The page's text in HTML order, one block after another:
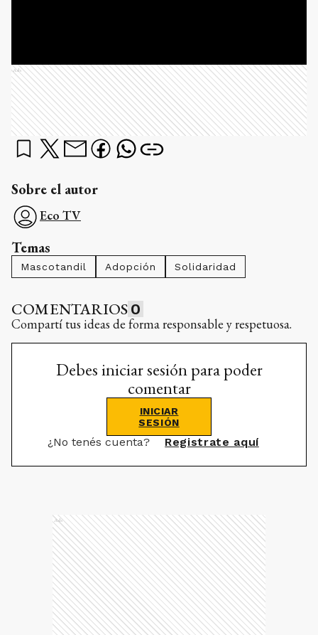
Ads
Sobre el autor
Eco TV
Temas
Mascotandil Adopción Solidaridad
COMENTARIOS 0
Compartí tus ideas de forma responsable y respetuosa.
Debes iniciar sesión para poder
comentar
INICIAR
SESIÓN
¿No tenés cuenta? Registrate aquí
Ads